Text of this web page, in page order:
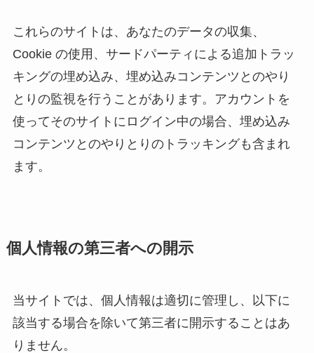
これらのサイトは、あなたのデータの収集、
Cookie の使用、サードパーティによる追加トラッ
キングの埋め込み、埋め込みコンテンツとのやり
とりの監視を行うことがあります。アカウントを
使ってそのサイトにログイン中の場合、埋め込み
コンテンツとのやりとりのトラッキングも含まれ
ます。
個人情報の第三者への開示
当サイトでは、個人情報は適切に管理し、以下に
該当する場合を除いて第三者に開示することはあ
りません。